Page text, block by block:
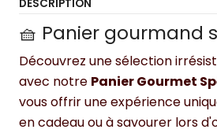
DESCRIPTION
🧺 Panier gourmand
Découvrez une sélection
avec notre Panier Gourmet
vous offrir une expérience
en cadeau ou à savourer lors